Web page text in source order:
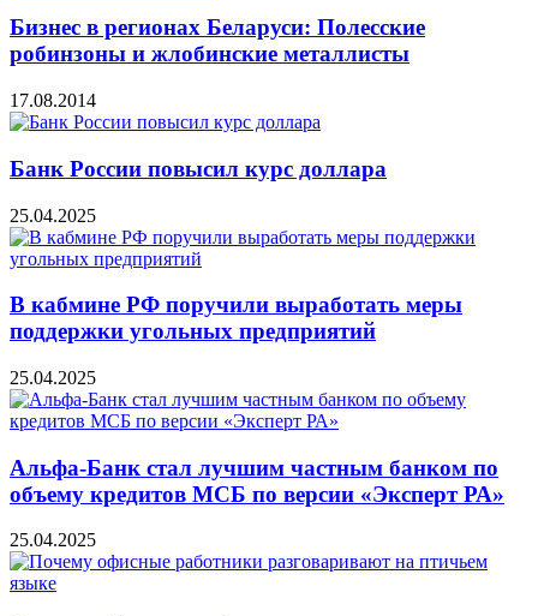
Бизнес в регионах Беларуси: Полесские
робинзоны и жлобинские металлисты
17.08.2014
Банк России повысил курс доллара
25.04.2025
В кабмине РФ поручили выработать меры
поддержки угольных предприятий
25.04.2025
Альфа-Банк стал лучшим частным банком по
объему кредитов МСБ по версии «Эксперт РА»
25.04.2025